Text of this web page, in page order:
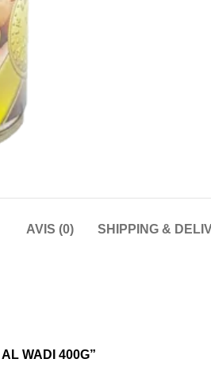
AVIS (0) SHIPPING &
WADI 400G”